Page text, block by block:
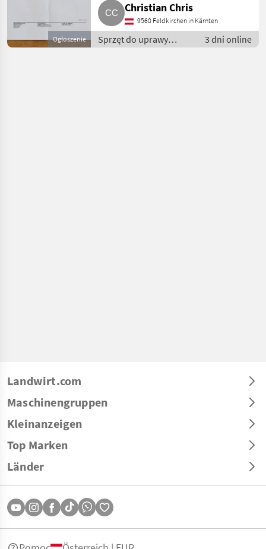
Ogłoszenie
Christian Chris
9560 Feldkirchen in Kärnten
Sprzęt do uprawy
winorośli / Inny sprzęt
3 dni online
Landwirt.com
Maschinengruppen
Kleinanzeigen
Top Marken
Länder